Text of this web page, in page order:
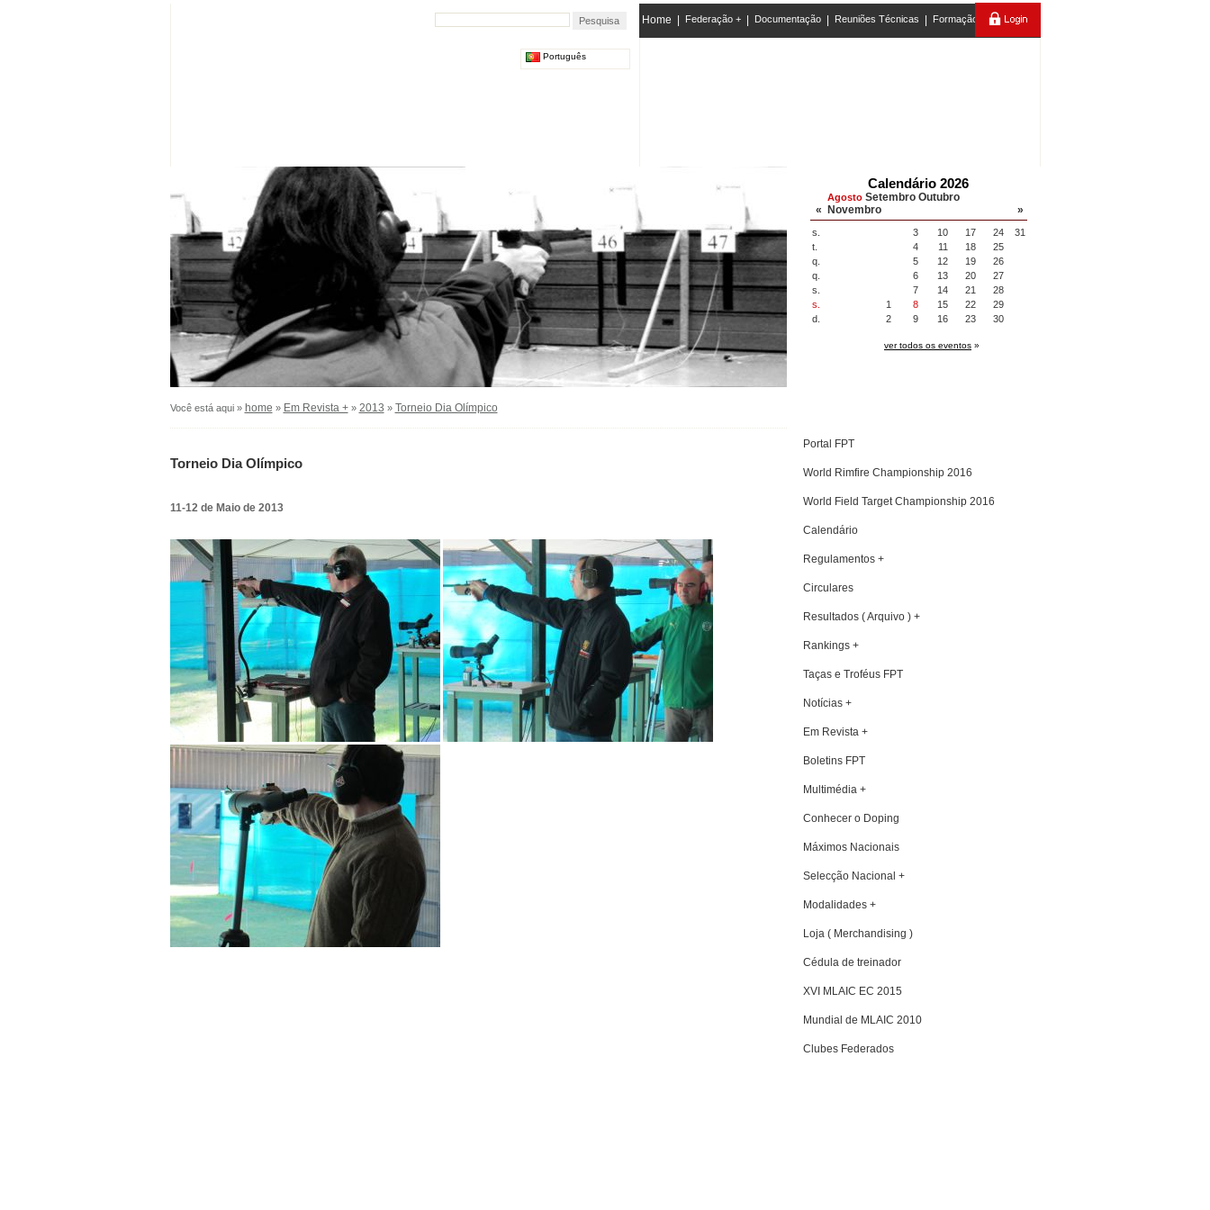
Home Federação + Documentação Reuniões Técnicas Formação
Português
Calendário 2026
«
Agosto Setembro Outubro
Novembro
»
s.
t.
q.
q.
s.
s.
d.
3 10 17 24
31
4
11 18
25
5
12 19
26
6
13 20
27
7
14 21
28
1
8 15 22
29
2
9 16 23 30
ver todos os eventos »
Você está aqui » home » Em Revista +» 2013 » Torneio Dia Olímpico
Torneio Dia Olímpico
11-12 de Maio de 2013
Portal FPT
World Rimfire Championship 2016
World Field Target Championship 2016
Calendário
Regulamentos +
Circulares
Resultados ( Arquivo ) +
Rankings +
Taças e Troféus FPT
Notícias +
Em Revista +
Boletins FPT
Multimédia +
Conhecer o Doping
Máximos Nacionais
Selecção Nacional +
Modalidades +
Loja ( Merchandising )
Cédula de treinador
XVI MLAIC EC 2015
Mundial de MLAIC 2010
Clubes Federados